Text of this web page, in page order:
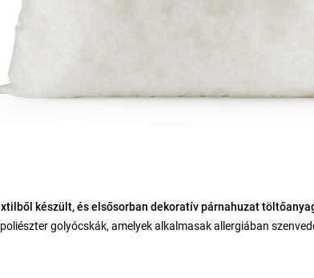
készült, és elsősorban dekoratív párnahuzat
golyócskák, amelyek alkalmasak allergiában